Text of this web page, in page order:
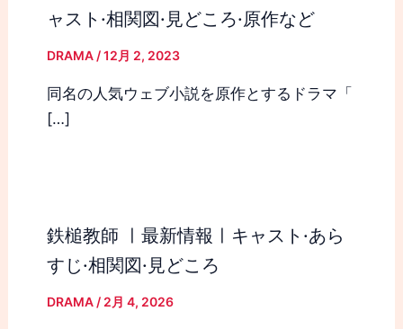
ャスト·相関図·見どころ·原作など
DRAMA/12月 2, 2023
同名の人気ウェブ小説を原作とするドラマ「
[…]
鉄槌教師 ㅣ最新情報ㅣキャスト·あら
すじ·相関図·見どころ
DRAMA/ 2月 4, 2026